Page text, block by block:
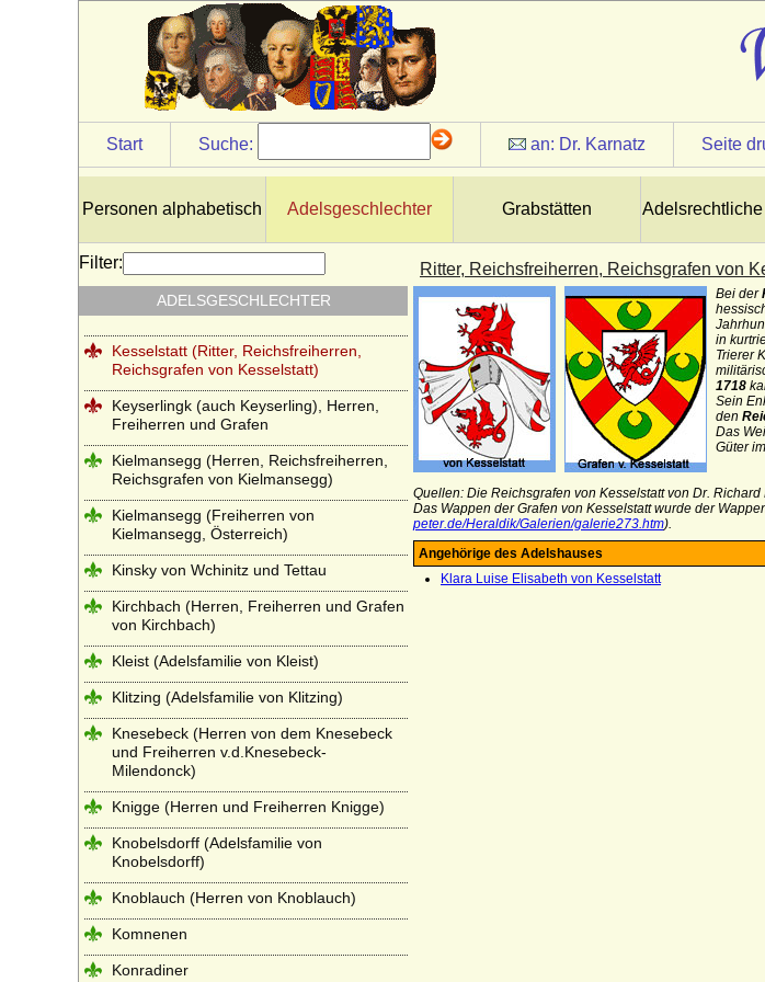
Start Suche: an: Dr. Karnatz Seite
Personen alphabetisch Adelsgeschlechter Grabstätten
Ritter, Reichsfreiherren, Reichsgrafen von
Bei der
in
Trierer
1718
Sein
den
Das
Güter
Quellen: Die Reichsgrafen von Kesselstatt von Dr. Richard
Das Wappen der Grafen von Kesselstatt wurde der
peter.de/Heraldik/Galerien/galerie273.htm).
Angehörige des Adelshauses
Klara Luise Elisabeth von Kesselstatt
Filter:
ADELSGESCHLECHTER
Jeetze (Herren von Jeetze)
Kameke (Herren und Grafen von Kameke)
Kannacher (Herren von Kannacher)
Kapetinger (Les Capétiens)
Kardorff (Herren von Kardorff)
Karolinger
Karstedt (Herren von Karstedt)
Katte (Herren und Grafen von Katte)
Kerssenbrock (Herren von Kerssenbrock)
Kesselstatt (Ritter, Reichsfreiherren,
Reichsgrafen von Kesselstatt)
Keyserlingk (auch Keyserling), Herren,
Freiherren und Grafen
Kielmansegg (Herren, Reichsfreiherren,
Reichsgrafen von Kielmansegg)
Kielmansegg (Freiherren von
Kielmansegg, Österreich)
Kinsky von Wchinitz und Tettau
Kirchbach (Herren, Freiherren und Grafen
von Kirchbach)
Kleist (Adelsfamilie von Kleist)
Klitzing (Adelsfamilie von Klitzing)
Knesebeck (Herren von dem Knesebeck
und Freiherren v.d.Knesebeck-
Milendonck)
Knigge (Herren und Freiherren Knigge)
Knobelsdorff (Adelsfamilie von
Knobelsdorff)
Knoblauch (Herren von Knoblauch)
Komnenen
Konradiner